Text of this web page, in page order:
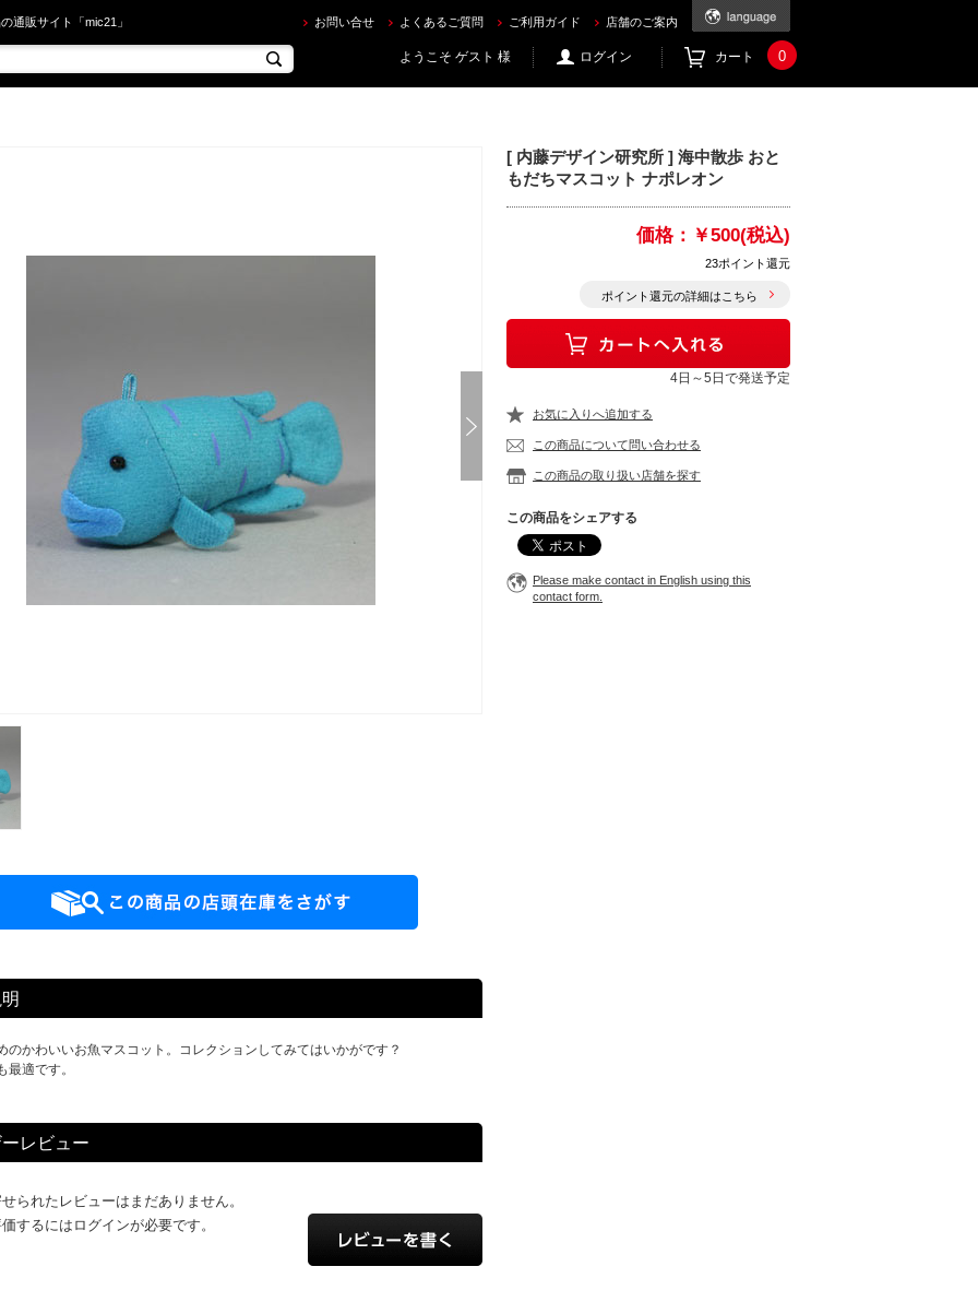
イン研究所 ] 海中散歩 おともだちマスコット ナポレオン を買うならec.mic21.com
通販サイト「mic21」 お問い合せ よくあるご質問 ご利用ガイド 店舗のご案内
ようこそ ゲスト 様 ログイン カート 0
のかわいいお魚マスコット。コレクションしてみてはいかがです？
最適です。
レビュー
られたレビューはまだありません。
するにはログインが必要です。
[ 内藤デザイン研究所 ] 海中散歩 おと
もだちマスコット ナポレオン
価格： ￥500(税込)
23ポイント還元
ポイント還元の詳細はこちら
4日～5日で発送予定
お気に入りへ追加する
この商品について問い合わせる
この商品の取り扱い店舗を探す
この商品をシェアする
Please make contact in English using this
contact form.